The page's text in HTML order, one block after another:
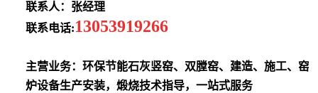
联系人：张经理
联系电话:13053919266
主营业务：环保节能石灰竖窑、双膛窑、建造、施工、窑
炉设备生产安装，煅烧技术指导，一站式服务